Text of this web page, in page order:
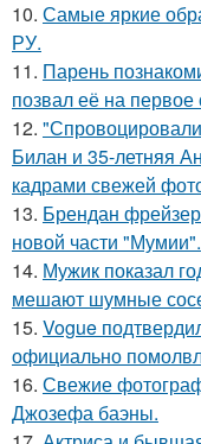
10. Самые яркие
РУ.
11. Парень
позвал её на первое
12.
Билан и 35-летняя
кадрами свежей
13. Брендан
новой части "Мумии".
14. Мужик показал
мешают шумные
15. Vogue
официально
16. Свежие
Джозефа баэны.